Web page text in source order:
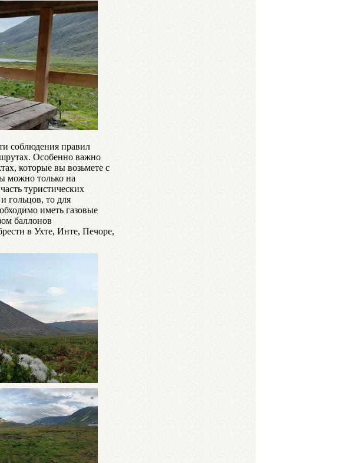
соблюдения правил
Особенно важно
которые вы возьмете с
можно только на
туристических
гольцов, то для
иметь газовые
баллонов
в Ухте, Инте, Печоре,